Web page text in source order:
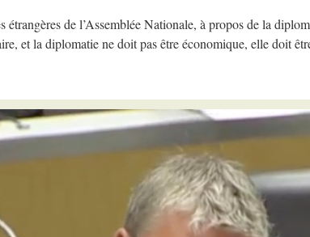
de l’Assemblée Nationale, à propos de la
et la diplomatie ne doit pas être économique, elle doit